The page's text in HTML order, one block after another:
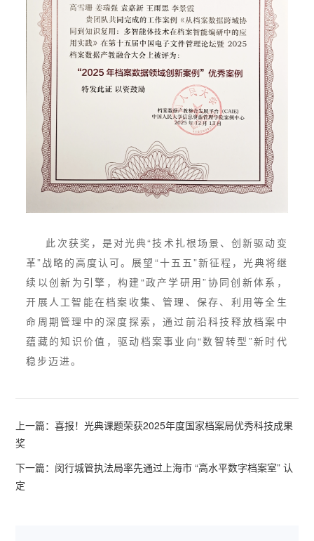
此次获奖，是对光典“技术扎根场景、创新驱动变
革”战略的高度认可。展望“十五五”新征程，光典将继
续以创新为引擎，构建“政产学研用”协同创新体系，
开展人工智能在档案收集、管理、保存、利用等全生
命周期管理中的深度探索，通过前沿科技释放档案中
蕴藏的知识价值，驱动档案事业 向“数智转型”新时代
稳步迈进。
上一篇：喜报！光典课题荣获2025年度国家档案局优秀科技成果
奖
下一篇： 闵行城管执法局率先通过上海市 “高水平数字档案室” 认
定